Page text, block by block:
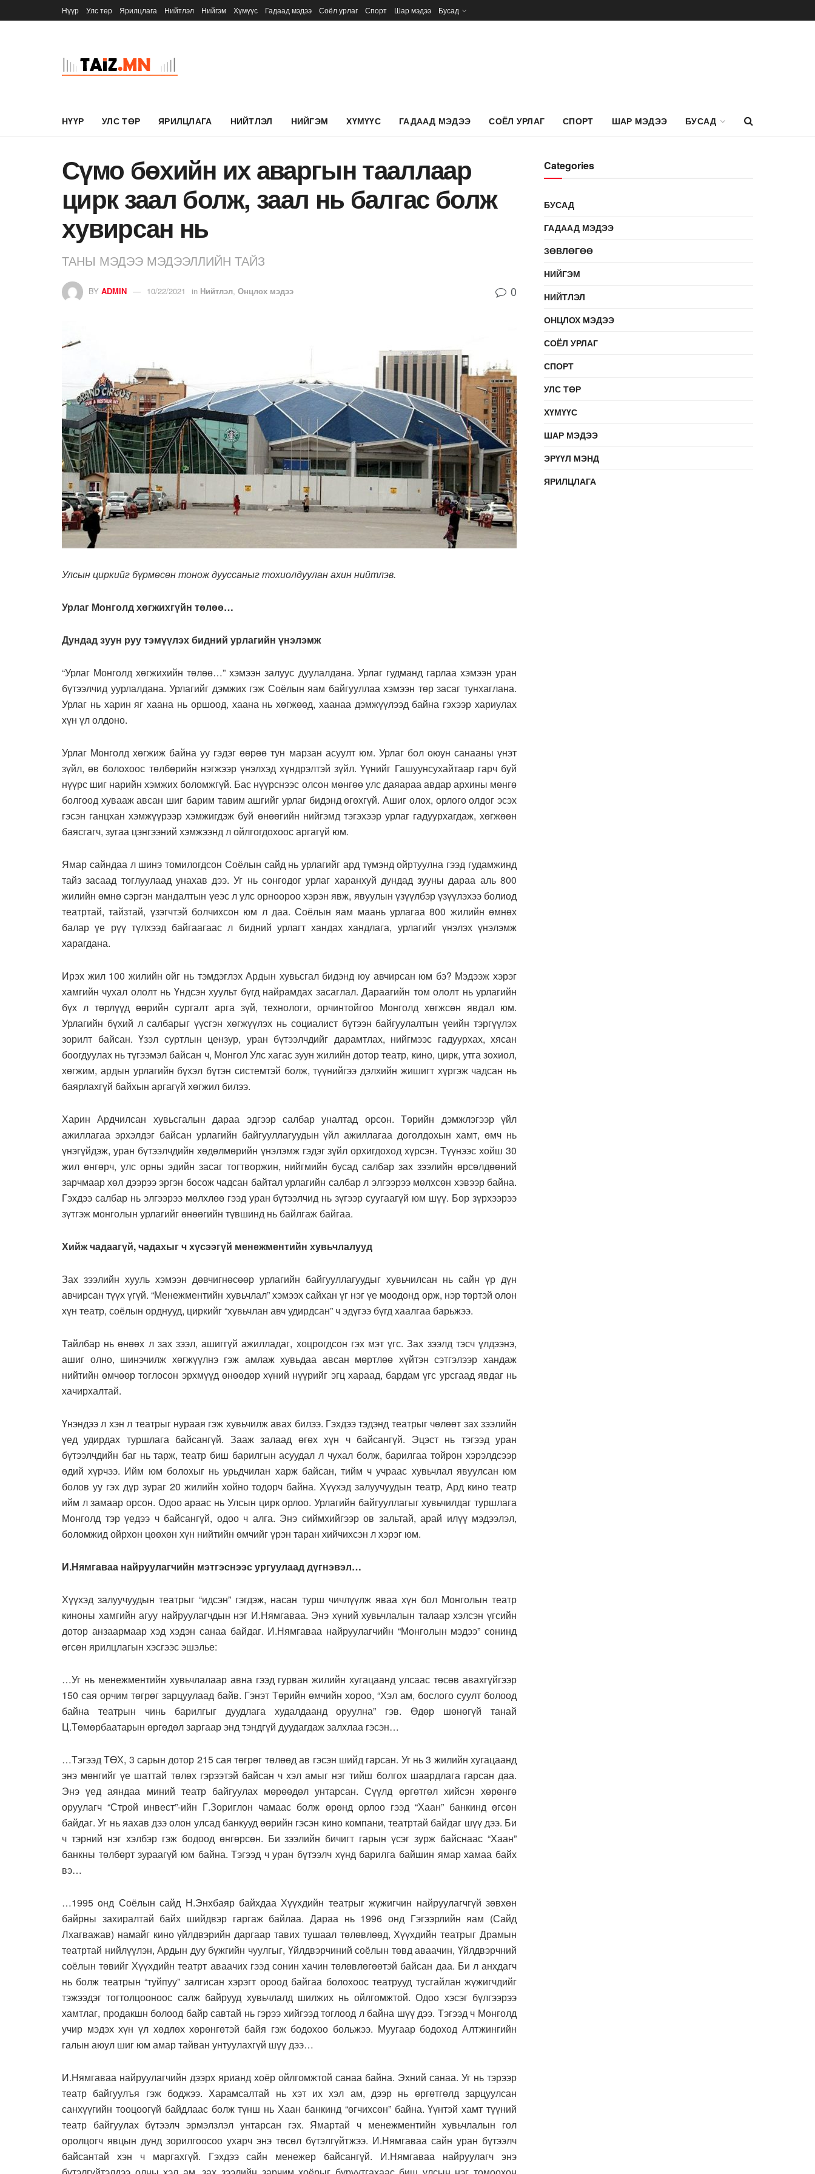
Нүүр Улс төр Ярилцлага Нийтлэл Нийгэм Хүмүүс Гадаад мэдээ Соёл урлаг Спорт Шар мэдээ Бусад
НҮҮР УЛС ТӨР ЯРИЛЦЛАГА НИЙТЛЭЛ НИЙГЭМ ХҮМҮҮС ГАДААД МЭДЭЭ СОЁЛ УРЛАГ СПОРТ ШАР МЭДЭЭ БУСАД
Сүмо бөхийн их аваргын тааллаар
цирк заал болж, заал нь балгас болж
хувирсан нь
ТАНЫ МЭДЭЭ МЭДЭЭЛЛИЙН ТАЙЗ
BY ADMIN 10/22/2021 in Нийтлэл, Онцлох мэдээ 0
Улсын циркийг бүрмөсөн тонож дууссаныг тохиолдуулан ахин нийтлэв.
Урлаг Монголд хөгжихгүйн төлөө…
Дундад зуун руу тэмүүлэх бидний урлагийн үнэлэмж
“Урлаг Монголд хөгжихийн төлөө…” хэмээн залуус дуулалдана. Урлаг гудманд гарлаа хэмээн уран
бүтээлчид уурлалдана. Урлагийг дэмжих гэж Соёлын яам байгууллаа хэмээн төр засаг тунхаглана.
Урлаг нь харин яг хаана нь оршоод, хаана нь хөгжөөд, хаанаа дэмжүүлээд байна гэхээр хариулах
хүн үл олдоно.
Урлаг Монголд хөгжиж байна уу гэдэг өөрөө тун марзан асуулт юм. Урлаг бол оюун санааны үнэт
зүйл, өв болохоос төлбөрийн нэгжээр үнэлхэд хүндрэлтэй зүйл. Үүнийг Гашуунсухайтаар гарч буй
нүүрс шиг нарийн хэмжих боломжгүй. Бас нүүрснээс олсон мөнгөө улс даяараа авдар архины мөнгө
болгоод хувааж авсан шиг барим тавим ашгийг урлаг бидэнд өгөхгүй. Ашиг олох, орлого олдог эсэх
гэсэн ганцхан хэмжүүрээр хэмжигдэж буй өнөөгийн нийгэмд тэгэхээр урлаг гадуурхагдаж, хөгжөөн
баясгагч, зугаа цэнгээний хэмжээнд л ойлгогдохоос аргагүй юм.
Ямар сайндаа л шинэ томилогдсон Соёлын сайд нь урлагийг ард түмэнд ойртуулна гээд гудамжинд
тайз засаад тоглуулаад унахав дээ. Уг нь сонгодог урлаг харанхуй дундад зууны дараа аль 800
жилийн өмнө сэргэн мандалтын үеэс л улс орноороо хэрэн явж, явуулын үзүүлбэр үзүүлэхээ болиод
театртай, тайзтай, үзэгчтэй болчихсон юм л даа. Соёлын яам маань урлагаа 800 жилийн өмнөх
балар үе рүү түлхээд байгаагаас л бидний урлагт хандах хандлага, урлагийг үнэлэх үнэлэмж
харагдана.
Ирэх жил 100 жилийн ойг нь тэмдэглэх Ардын хувьсгал бидэнд юу авчирсан юм бэ? Мэдээж хэрэг
хамгийн чухал ололт нь Үндсэн хуульт бүгд найрамдах засаглал. Дараагийн том ололт нь урлагийн
бүх л төрлүүд өөрийн сургалт арга зүй, технологи, орчинтойгоо Монголд хөгжсөн явдал юм.
Урлагийн бүхий л салбарыг үүсгэн хөгжүүлэх нь социалист бүтээн байгуулалтын үеийн тэргүүлэх
зорилт байсан. Үзэл суртлын цензур, уран бүтээлчдийг дарамтлах, нийгмээс гадуурхах, хясан
боогдуулах нь түгээмэл байсан ч, Монгол Улс хагас зуун жилийн дотор театр, кино, цирк, утга зохиол,
хөгжим, ардын урлагийн бүхэл бүтэн системтэй болж, түүнийгээ дэлхийн жишигт хүргэж чадсан нь
баярлахгүй байхын аргагүй хөгжил билээ.
Харин Ардчилсан хувьсгалын дараа эдгээр салбар уналтад орсон. Төрийн дэмжлэгээр үйл
ажиллагаа эрхэлдэг байсан урлагийн байгууллагуудын үйл ажиллагаа доголдохын хамт, өмч нь
үнэгүйдэж, уран бүтээлчдийн хөдөлмөрийн үнэлэмж гэдэг зүйл орхигдоход хүрсэн. Түүнээс хойш 30
жил өнгөрч, улс орны эдийн засаг тогтворжин, нийгмийн бусад салбар зах зээлийн өрсөлдөөний
зарчмаар хөл дээрээ эргэн босож чадсан байтал урлагийн салбар л элгээрээ мөлхсөн хэвээр байна.
Гэхдээ салбар нь элгээрээ мөлхлөө гээд уран бүтээлчид нь зүгээр суугаагүй юм шүү. Бор зүрхээрээ
зүтгэж монголын урлагийг өнөөгийн түвшинд нь байлгаж байгаа.
Хийж чадаагүй, чадахыг ч хүсээгүй менежментийн хувьчлалууд
Зах зээлийн хууль хэмээн дөвчигнөсөөр урлагийн байгууллагуудыг хувьчилсан нь сайн үр дүн
авчирсан түүх үгүй. “Менежментийн хувьчлал” хэмээх сайхан үг нэг үе моодонд орж, нэр төртэй олон
хүн театр, соёлын орднууд, циркийг “хувьчлан авч удирдсан” ч эдүгээ бүгд хаалгаа барьжээ.
Тайлбар нь өнөөх л зах зээл, ашиггүй ажилладаг, хоцрогдсон гэх мэт үгс. Зах зээлд тэсч үлдээнэ,
ашиг олно, шинэчилж хөгжүүлнэ гэж амлаж хувьдаа авсан мөртлөө хүйтэн сэтгэлээр хандаж
нийтийн өмчөөр тоглосон эрхмүүд өнөөдөр хүний нүүрийг эгц хараад, бардам үгс урсгаад явдаг нь
хачирхалтай.
Үнэндээ л хэн л театрыг нураая гэж хувьчилж авах билээ. Гэхдээ тэдэнд театрыг чөлөөт зах зээлийн
үед удирдах туршлага байсангүй. Зааж залаад өгөх хүн ч байсангүй. Эцэст нь тэгээд уран
бүтээлчдийн баг нь тарж, театр биш барилгын асуудал л чухал болж, барилгаа тойрон хэрэлдсээр
өдий хүрчээ. Ийм юм болохыг нь урьдчилан харж байсан, тийм ч учраас хувьчлал явуулсан юм
болов уу гэх дүр зураг 20 жилийн хойно тодорч байна. Хүүхэд залуучуудын театр, Ард кино театр
ийм л замаар орсон. Одоо араас нь Улсын цирк орлоо. Урлагийн байгууллагыг хувьчилдаг туршлага
Монголд тэр үедээ ч байсангүй, одоо ч алга. Энэ сиймхийгээр ов зальтай, арай илүү мэдээлэл,
боломжид ойрхон цөөхөн хүн нийтийн өмчийг үрэн таран хийчихсэн л хэрэг юм.
И.Нямгаваа найруулагчийн мэтгэснээс ургуулаад дүгнэвэл…
Хүүхэд залуучуудын театрыг “идсэн” гэгдэж, насан турш чичлүүлж яваа хүн бол Монголын театр
киноны хамгийн агуу найруулагчдын нэг И.Нямгаваа. Энэ хүний хувьчлалын талаар хэлсэн үгсийн
дотор анзаармаар хэд хэдэн санаа байдаг. И.Нямгаваа найруулагчийн “Монголын мэдээ” сонинд
өгсөн ярилцлагын хэсгээс эшэлье:
…Уг нь менежментийн хувьчлалаар авна гээд гурван жилийн хугацаанд улсаас төсөв авахгүйгээр
150 сая орчим төгрөг зарцуулаад байв. Гэнэт Төрийн өмчийн хороо, “Хэл ам, бослого суулт болоод
байна театрын чинь барилгыг дуудлага худалдаанд оруулна” гэв. Өдөр шөнөгүй танай
Ц.Төмөрбаатарын өргөдөл заргаар энд тэндгүй дуудагдаж залхлаа гэсэн…
…Тэгээд ТӨХ, 3 сарын дотор 215 сая төгрөг төлөөд ав гэсэн шийд гарсан. Уг нь 3 жилийн хугацаанд
энэ мөнгийг үе шаттай төлөх гэрээтэй байсан ч хэл амыг нэг тийш болгох шаардлага гарсан даа.
Энэ үед аяндаа миний театр байгуулах мөрөөдөл унтарсан. Сүүлд өргөтгөл хийсэн хөрөнгө
оруулагч “Строй инвест”-ийн Г.Зориглон чамаас болж өрөнд орлоо гээд “Хаан” банкинд өгсөн
байдаг. Уг нь яахав дээ олон улсад банкууд өөрийн гэсэн кино компани, театртай байдаг шүү дээ. Би
ч тэрний нэг хэлбэр гэж бодоод өнгөрсөн. Би зээлийн бичигт гарын үсэг зурж байснаас “Хаан”
банкны төлбөрт зураагүй юм байна. Тэгээд ч уран бүтээлч хүнд барилга байшин ямар хамаа байх
вэ…
…1995 онд Соёлын сайд Н.Энхбаяр байхдаа Хүүхдийн театрыг жүжигчин найруулагчгүй зөвхөн
байрны захиралтай байх шийдвэр гаргаж байлаа. Дараа нь 1996 онд Гэгээрлийн яам (Сайд
Лхагважав) намайг кино үйлдвэрийн даргаар тавих тушаал төлөвлөөд, Хүүхдийн театрыг Драмын
театртай нийлүүлэн, Ардын дуу бүжгийн чуулгыг, Үйлдвэрчиний соёлын төвд аваачин, Үйлдвэрчний
соёлын төвийг Хүүхдийн театрт аваачих гээд сонин хачин төлөвлөгөөтэй байсан даа. Би л анхдагч
нь болж театрын “туйпуу” залгисан хэрэгт ороод байгаа болохоос театрууд тусгайлан жүжигчдийг
тэжээдэг тогтолцооноос салж байрууд хувьчлалд шилжих нь ойлгомжтой. Одоо хэсэг бүлгээрээ
хамтлаг, продакшн болоод байр савтай нь гэрээ хийгээд тоглоод л байна шүү дээ. Тэгээд ч Монголд
учир мэдэх хүн үл хөдлөх хөрөнгөтэй байя гэж бодохоо больжээ. Муугаар бодоход Алтжингийн
галын аюул шиг юм амар тайван унтуулахгүй шүү дээ…
И.Нямгаваа найруулагчийн дээрх ярианд хоёр ойлгомжтой санаа байна. Эхний санаа. Уг нь тэрээр
театр байгуулъя гэж боджээ. Харамсалтай нь хэт их хэл ам, дээр нь өргөтгөлд зарцуулсан
санхүүгийн тооцоогүй байдлаас болж түнш нь Хаан банкинд “өгчихсөн” байна. Үүнтэй хамт түүний
театр байгуулах бүтээлч эрмэлзлэл унтарсан гэх. Ямартай ч менежментийн хувьчлалын гол
оролцогч явцын дунд зорилгоосоо ухарч энэ төсөл бүтэлгүйтжээ. И.Нямгаваа сайн уран бүтээлч
байсантай хэн ч маргахгүй. Гэхдээ сайн менежер байсангүй. И.Нямгаваа найруулагч энэ
Categories
БУСАД
ГАДААД МЭДЭЭ
ЗӨВЛӨГӨӨ
НИЙГЭМ
НИЙТЛЭЛ
ОНЦЛОХ МЭДЭЭ
СОЁЛ УРЛАГ
СПОРТ
УЛС ТӨР
ХҮМҮҮС
ШАР МЭДЭЭ
ЭРҮҮЛ МЭНД
ЯРИЛЦЛАГА